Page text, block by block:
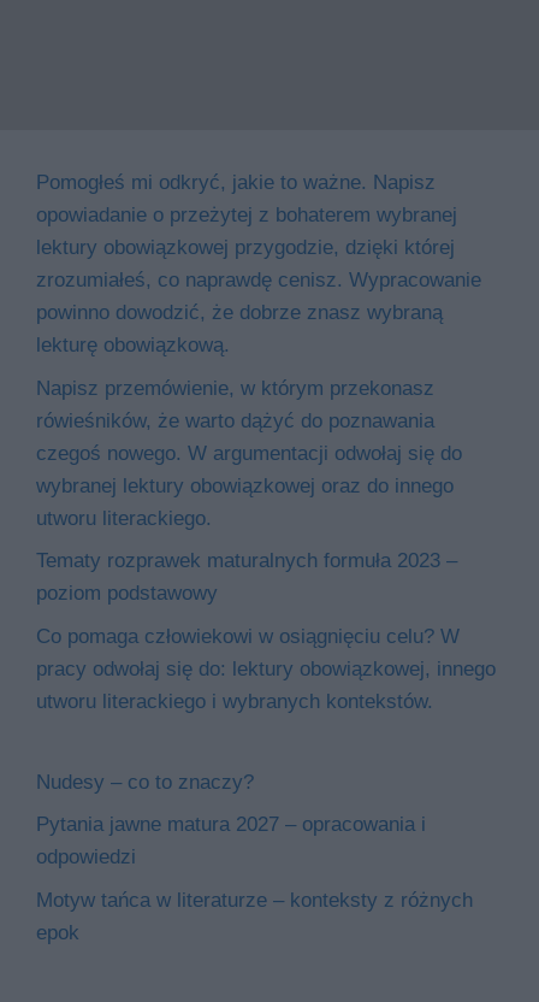
Pomogłeś mi odkryć, jakie to ważne. Napisz
opowiadanie o przeżytej z bohaterem wybranej
lektury obowiązkowej przygodzie, dzięki której
zrozumiałeś, co naprawdę cenisz. Wypracowanie
powinno dowodzić, że dobrze znasz wybraną
lekturę obowiązkową.
Napisz przemówienie, w którym przekonasz
rówieśników, że warto dążyć do poznawania
czegoś nowego. W argumentacji odwołaj się do
wybranej lektury obowiązkowej oraz do innego
utworu literackiego.
Tematy rozprawek maturalnych formuła 2023 –
poziom podstawowy
Co pomaga człowiekowi w osiągnięciu celu? W
pracy odwołaj się do: lektury obowiązkowej, innego
utworu literackiego i wybranych kontekstów.
Nudesy – co to znaczy?
Pytania jawne matura 2027 – opracowania i
odpowiedzi
Motyw tańca w literaturze – konteksty z różnych
epok